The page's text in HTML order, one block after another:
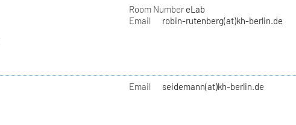
Room NumbereLab
Email
robin-rutenberg(at)kh-berlin.de
Email seidemann(at)kh-berlin.de